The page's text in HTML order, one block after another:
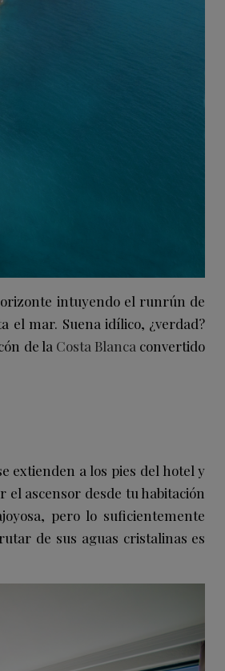
intuyendo el runrún de
el mar. Suena idílico, ¿verdad?
de la Costa Blanca convertido
extienden a los pies del hotel y
ascensor desde tu habitación
pero lo suficientemente
de sus aguas cristalinas es